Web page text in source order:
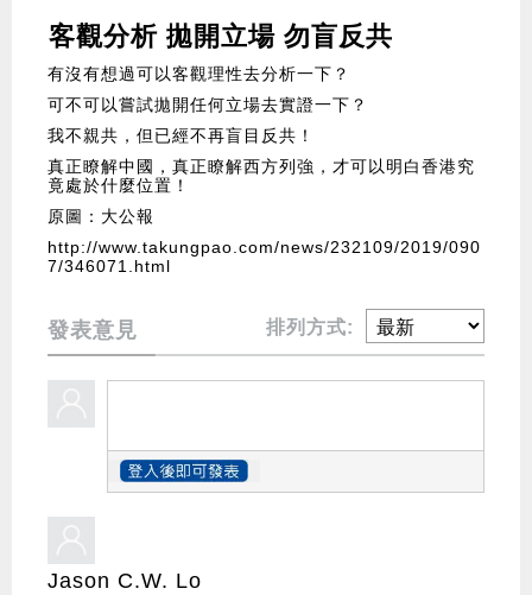
客觀分析 拋開立場 勿盲反共
有沒有想過可以客觀理性去分析一下？
可不可以嘗試拋開任何立場去實證一下？
我不親共，但已經不再盲目反共！
真正瞭解中國，真正瞭解西方列強，才可以明白香港究
竟處於什麼位置！
原圖：大公報
http://www.takungpao.com/news/232109/2019/090
7/346071.html
發表意見 排列方式:
Jason C.W. Lo